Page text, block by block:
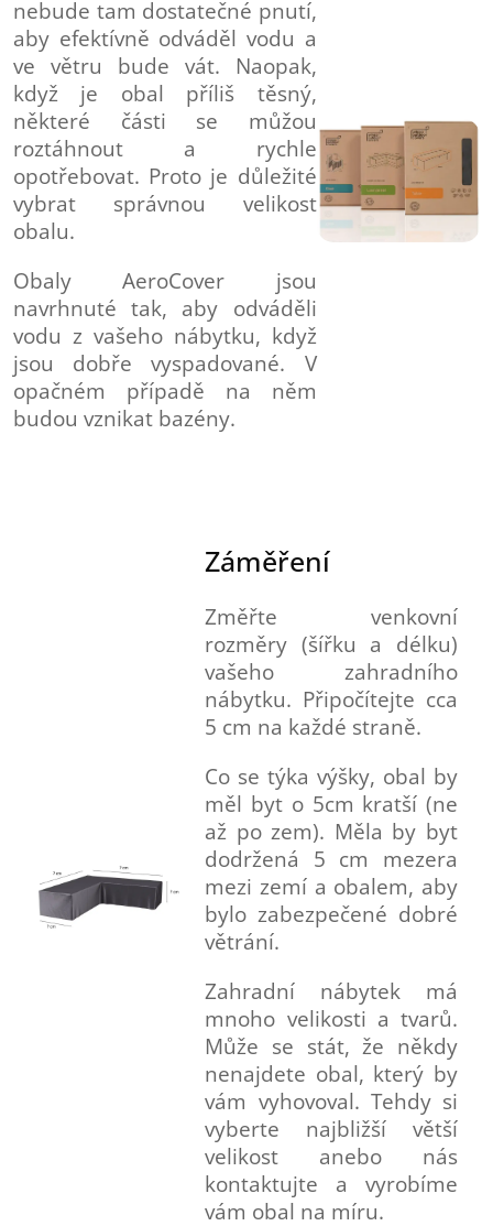
nebude tam dostatečné pnutí,
aby efektívně odváděl vodu a
ve větru bude vát. Naopak,
když je obal příliš těsný,
některé části se můžou
roztáhnout a rychle
opotřebovat. Proto je důležité
vybrat správnou velikost
obalu.
Obaly AeroCover jsou
navrhnuté tak, aby odváděli
vodu z vašeho nábytku, když
jsou dobře vyspadované. V
opačném případě na něm
budou vznikat bazény.
Záměření
Změřte venkovní
rozměry (šířku a délku)
vašeho zahradního
nábytku. Připočítejte cca
5 cm na každé straně.
Co se týka výšky, obal by
měl byt o 5cm kratší (ne
až po zem). Měla by byt
dodržená 5 cm mezera
mezi zemí a obalem, aby
bylo zabezpečené dobré
větrání.
Zahradní nábytek má
mnoho velikosti a tvarů.
Může se stát, že někdy
nenajdete obal, který by
vám vyhovoval. Tehdy si
vyberte najbližší větší
velikost anebo nás
kontaktujte a vyrobíme
vám obal na míru.